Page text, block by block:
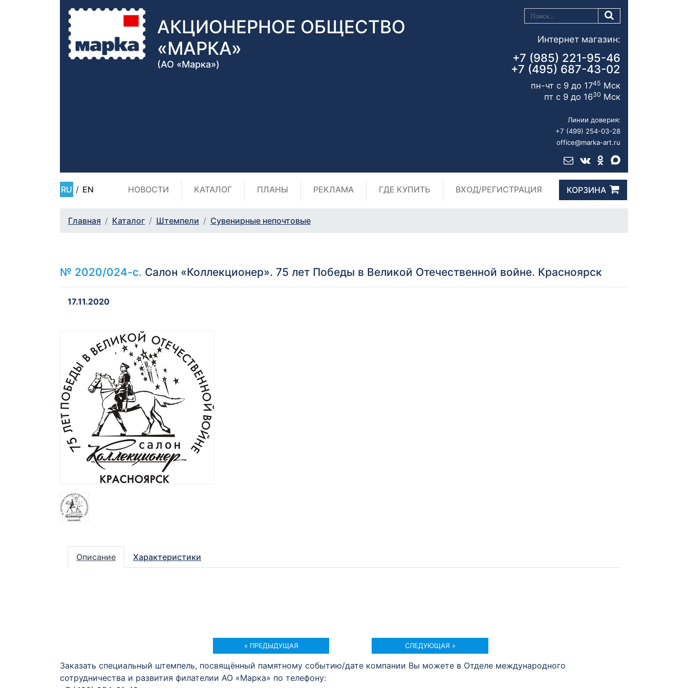
АКЦИОНЕРНОЕ ОБЩЕСТВО
«МАРКА»
(АО «Марка»)
Интернет магазин:
+7 (985) 221-95-46
+7 (495) 687-43-02
пн-чт с 9 до 1745 Мск
пт с 9 до 1630 Мск
Линии доверия:
+7 (499) 254-03-28
office@marka-art.ru
RU / EN НОВОСТИ КАТАЛОГ ПЛАНЫ РЕКЛАМА ГДЕ КУПИТЬ ВХОД/РЕГИСТРАЦИЯ КОРЗИНА
Главная Каталог Штемпели Сувенирные непочтовые
№ 2020/024-с. Салон «Коллекционер». 75 лет Победы в Великой Отечественной войне. Красноярск
17.11.2020
Описание Характеристики
« ПРЕДЫДУЩАЯ СЛЕДУЮЩАЯ »
Заказать специальный штемпель, посвящённый памятному событию/дате компании Вы можете в Отделе международного
сотрудничества и развития филателии АО «Марка» по телефону: